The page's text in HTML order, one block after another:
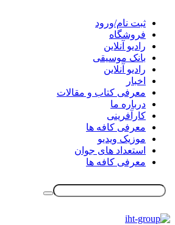
ثبت نام/ورود
فروشگاه
رادیو آنلاین
بانک موسیقی
رادیو آنلاین
اخبار
معرفی کتاب و مقالات
درباره ما
کارآفرینی
معرفی کافه ها
موزیک ویدیو
استعداد های جوان
معرفی کافه ها